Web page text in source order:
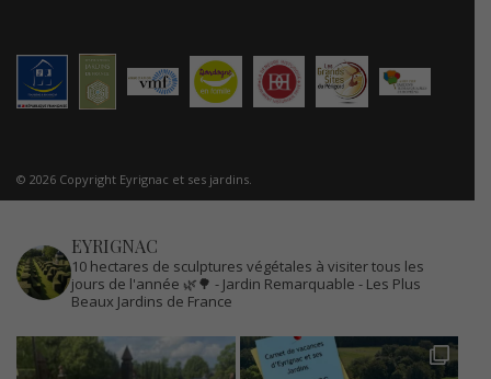
© 2026 Copyright Eyrignac et ses jardins.
EYRIGNAC
10 hectares de sculptures végétales à visiter tous les
jours de l'année 🌿🌳 - Jardin Remarquable - Les Plus
Beaux Jardins de France